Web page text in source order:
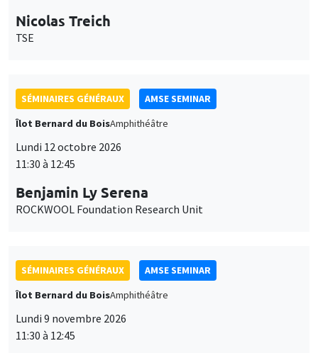
Nicolas Treich
TSE
SÉMINAIRES GÉNÉRAUX
AMSE SEMINAR
Îlot Bernard du BoisAmphithéâtre
Lundi 12 octobre 2026
11:30 à 12:45
Benjamin Ly Serena
ROCKWOOL Foundation Research Unit
SÉMINAIRES GÉNÉRAUX
AMSE SEMINAR
Îlot Bernard du BoisAmphithéâtre
Lundi 9 novembre 2026
11:30 à 12:45